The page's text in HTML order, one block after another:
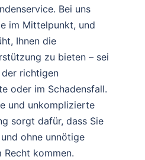
Bei uns
im Mittelpunkt, und
Ihnen die
zu bieten – sei
richtigen
oder im Schadensfall.
und unkomplizierte
sorgt dafür, dass Sie
ohne unnötige
Recht kommen.